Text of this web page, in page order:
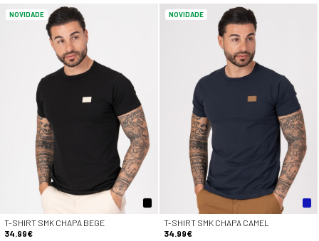
NOVIDADE
T-SHIRT SMK CHAPA BEGE
34.99€
NOVIDADE
T-SHIRT SMK CHAPA CAMEL
34.99€